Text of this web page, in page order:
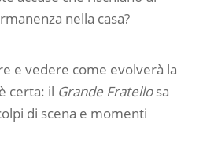
nella casa?
e vedere come evolverà la
certa: il Grande Fratellosa
di scena e momenti